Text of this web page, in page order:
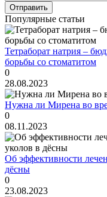
Популярные статьи
Тетраборат натрия –
борьбы со стоматитом
0
28.08.2023
Нужна ли Мирена во
0
08.11.2023
Об эффективности
дёсны
0
23.08.2023